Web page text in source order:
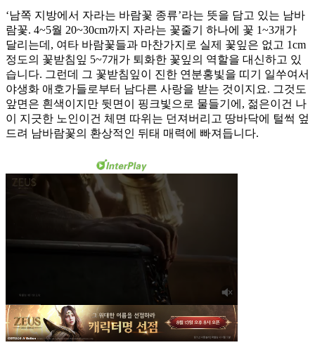
‘남쪽 지방에서 자라는 바람꽃 종류’라는 뜻을 담고 있는 남바
람꽃. 4~5월 20~30cm까지 자라는 꽃줄기 하나에 꽃 1~3개가
달리는데, 여타 바람꽃들과 마찬가지로 실제 꽃잎은 없고 1cm
정도의 꽃받침잎 5~7개가 퇴화한 꽃잎의 역할을 대신하고 있
습니다. 그런데 그 꽃받침잎이 진한 연분홍빛을 띠기 일쑤여서
야생화 애호가들로부터 남다른 사랑을 받는 것이지요. 그것도
앞면은 흰색이지만 뒷면이 핑크빛으로 물들기에, 젊은이건 나
이 지긋한 노인이건 체면 따위는 던져버리고 땅바닥에 털썩 엎
드려 남바람꽃의 환상적인 뒤태 매력에 빠져듭니다.